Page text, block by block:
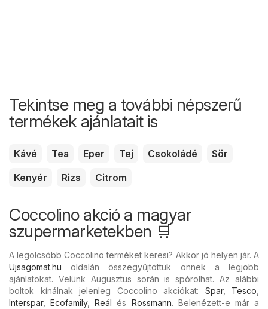
Tekintse meg a további népszerű
termékek ajánlatait is
Kávé Tea Eper Tej Csokoládé
Sör
Kenyér
Rizs Citrom
Coccolino akció a magyar
szupermarketekben 🛒
A legolcsóbb Coccolino terméket keresi? Akkor jó helyen jár. A
Ujsagomat.hu oldalán összegyűjtöttük önnek a legjobb
ajánlatokat. Velünk Augusztus során is spórolhat. Az alábbi
boltok kínálnak jelenleg Coccolino akciókat: Spar, Tesco
Interspar,Ecofamily,Reál és Rossmann. Belenézett-e már a